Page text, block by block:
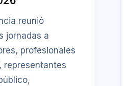
reunió
jornadas a
profesionales
representantes